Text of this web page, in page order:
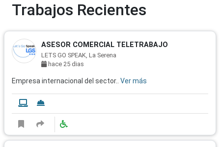
Trabajos Recientes
ASESOR COMERCIAL TELETRABAJO
LETS GO SPEAK, La Serena
hace 25 dias
Empresa internacional del sector.. Ver más